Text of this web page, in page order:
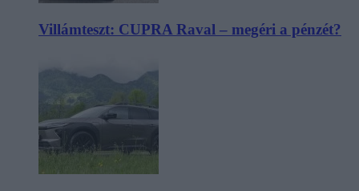
Villámteszt: CUPRA Raval – megéri a pénzét?